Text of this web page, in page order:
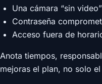
Una cámara “sin video”
Contraseña
Acceso fuera de
Anota tiempos,
mejoras el plan, no solo